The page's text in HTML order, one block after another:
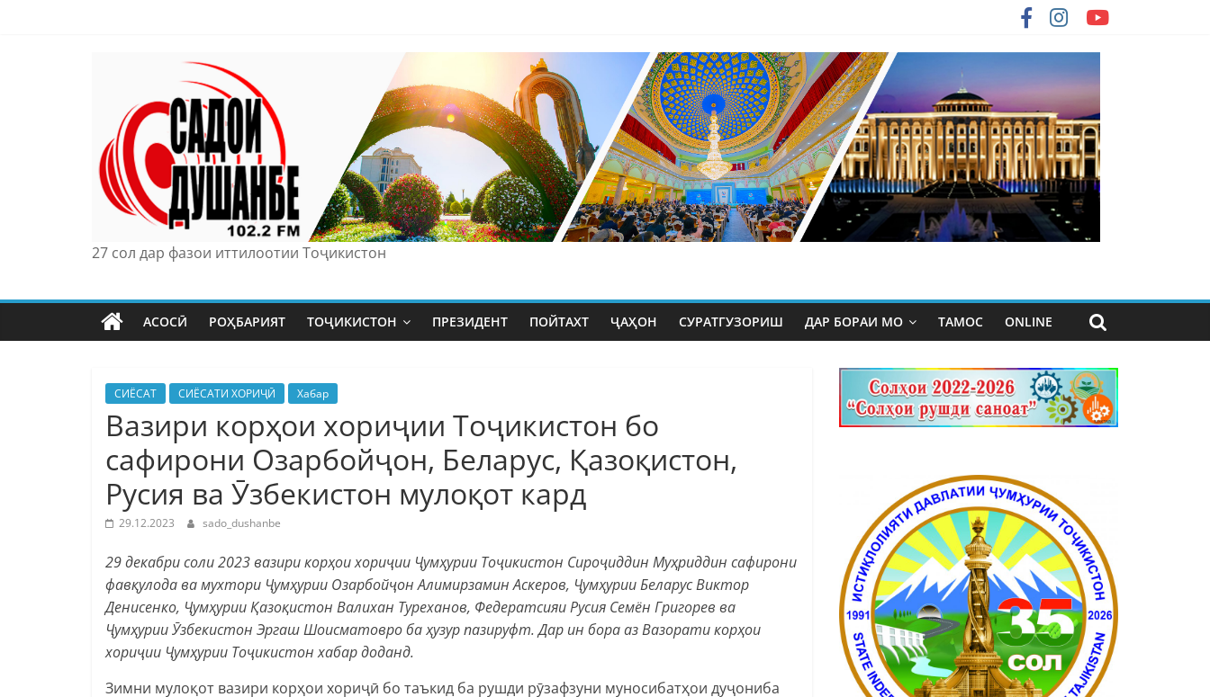
27 сол дар фазои иттилоотии Тоҷикистон
АСОСӢ РОҲБАРИЯТ ТОҶИКИСТОН ПРЕЗИДЕНТ ПОЙТАХТ ҶАҲОН СУРАТГУЗОРИШ ДАР БОРАИ МО ТАМОС ONLINE
СИЁСАТ СИЁСАТИ ХОРИҶӢ Хабар
Вазири корҳои хориҷии Тоҷикистон бо
сафирони Озарбойҷон, Беларус, Қазоқистон,
Русия ва Ӯзбекистон мулоқот кард
29.12.2023 sado_dushanbe
29 декабри соли 2023 вазири корҳои хориҷии Ҷумҳурии Тоҷикистон Сироҷиддин Муҳриддин сафирони
фавқулода ва мухтори Ҷумҳурии Озарбойҷон Алимирзамин Аскеров, Ҷумҳурии Беларус Виктор
Денисенко, Ҷумҳурии Қазоқистон Валихан Туреханов, Федератсияи Русия Семён Григорев ва
Ҷумҳурии Ӯзбекистон Эргаш Шоисматовро ба ҳузур пазируфт. Дар ин бора аз Вазорати корҳои
хориҷии Ҷумҳурии Тоҷикистон хабар доданд.
Зимни мулоқот вазири корҳои хориҷӣ бо таъкид ба рушди рӯзафзуни муносибатҳои дуҷониба